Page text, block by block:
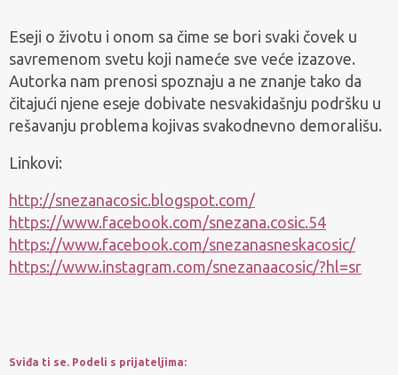
Eseji o životu i onom sa čime se bori svaki čovek u
savremenom svetu koji nameće sve veće izazove.
Autorka nam prenosi spoznaju a ne znanje tako da
čitajući njene eseje dobivate nesvakidašnju podršku u
rešavanju problema kojivas svakodnevno demorališu.
Linkovi:
http://snezanacosic.blogspot.com/
https://www.facebook.com/snezana.cosic.54
https://www.facebook.com/snezanasneskacosic/
https://www.instagram.com/snezanaacosic/?hl=sr
Sviđa ti se. Podeli s prijateljima: